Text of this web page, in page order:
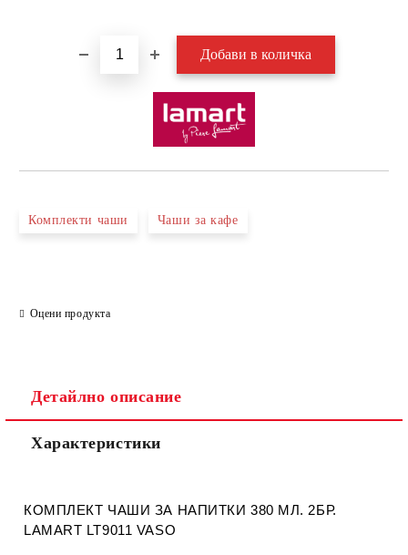
Комплекти чаши Чаши за кафе
Оцени продукта
Детайлно описание
Характеристики
КОМПЛЕКТ ЧАШИ ЗА НАПИТКИ 380 МЛ. 2БР.
LAMART LT9011 VASO